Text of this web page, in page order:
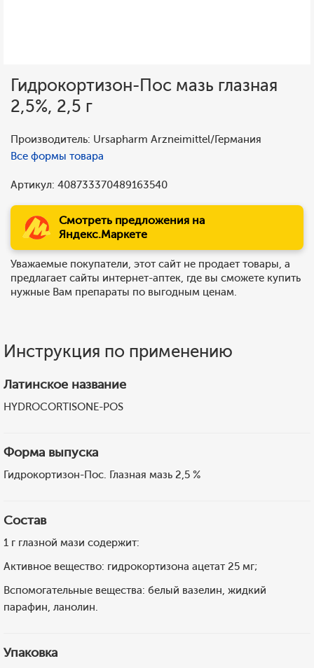
Гидрокортизон-Пос мазь глазная
2,5%, 2,5 г
Производитель: Ursapharm Arzneimittel/Германия
Все формы товара
Артикул: 408733370489163540
Смотреть предложения на
Яндекс.Маркете
Уважаемые покупатели, этот сайт не продает товары, а
предлагает сайты интернет-аптек, где вы сможете купить
нужные Вам препараты по выгодным ценам.
Инструкция по применению
Латинское название
HYDROCORTISONE-POS
Форма выпуска
Гидрокортизон-Пос. Глазная мазь 2,5 %
Состав
1 г глазной мази содержит:
Активное вещество: гидрокортизона ацетат 25 мг;
Вспомогательные вещества: белый вазелин, жидкий
парафин, ланолин.
Упаковка